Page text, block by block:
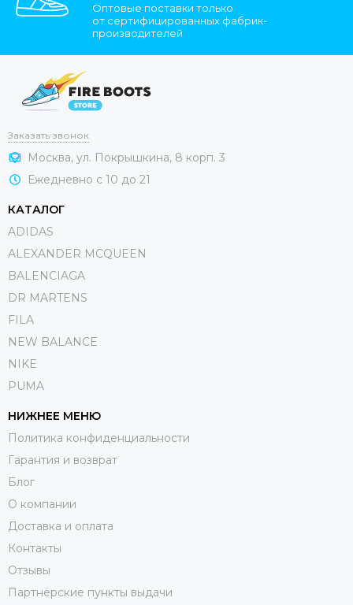
Оптовые поставки только
от сертифицированных фабрик-
производителей
Заказать звонок
Москва, ул. Покрышкина, 8 корп. 3
Ежедневно с 10 до 21
КАТАЛОГ
ADIDAS
ALEXANDER MCQUEEN
BALENCIAGA
DR MARTENS
FILA
NEW BALANCE
NIKE
PUMA
НИЖНЕЕ МЕНЮ
Политика конфиденциальности
Гарантия и возврат
Блог
О компании
Доставка и оплата
Контакты
Отзывы
Партнёрские пункты выдачи